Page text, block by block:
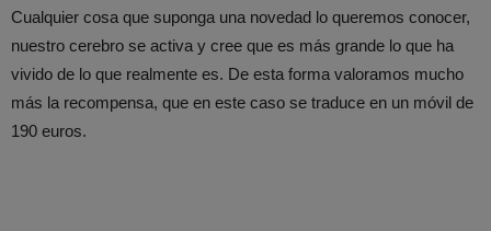
Cualquier cosa que suponga una novedad lo queremos conocer,
nuestro cerebro se activa y cree que es más grande lo que ha
vivido de lo que realmente es. De esta forma valoramos mucho
más la recompensa, que en este caso se traduce en un móvil de
190 euros.